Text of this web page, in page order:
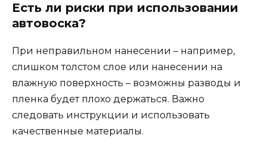
Есть ли риски при использовании
автовоска?
При неправильном нанесении – например,
слишком толстом слое или нанесении на
влажную поверхность – возможны разводы и
пленка будет плохо держаться. Важно
следовать инструкции и использовать
качественные материалы.